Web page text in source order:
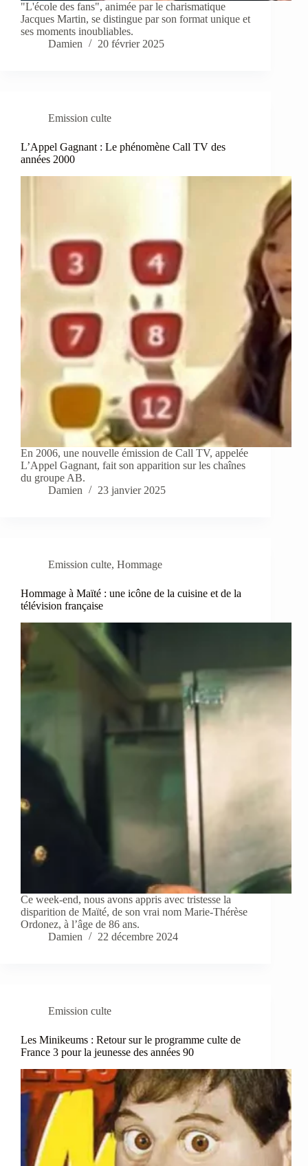
"L'école des fans", animée par le charismatique
Jacques Martin, se distingue par son format unique et
ses moments inoubliables.
Damien
20 février 2025
Emission culte
L’Appel Gagnant : Le phénomène Call TV des
années 2000
En 2006, une nouvelle émission de Call TV, appelée
L’Appel Gagnant, fait son apparition sur les chaînes
du groupe AB.
Damien
23 janvier 2025
Emission culte, Hommage
Hommage à Maïté : une icône de la cuisine et de la
télévision française
Ce week-end, nous avons appris avec tristesse la
disparition de Maïté, de son vrai nom Marie-Thérèse
Ordonez, à l’âge de 86 ans.
Damien
22 décembre 2024
Emission culte
Les Minikeums : Retour sur le programme culte de
France 3 pour la jeunesse des années 90